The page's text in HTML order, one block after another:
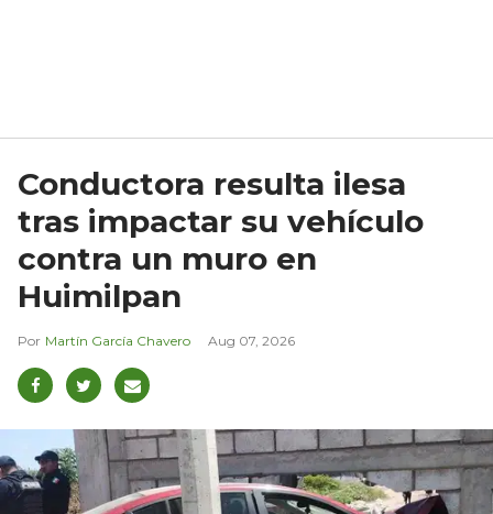
Conductora resulta ilesa
tras impactar su vehículo
contra un muro en
Huimilpan
Martín García Chavero Aug 07, 2026